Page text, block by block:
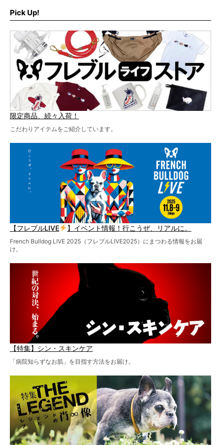
ど、内容盛りだくさんでお送りしていますので、最後まで
お見逃しなく！
Pick Up!
限定商品、続々入荷！
こだわりアイテムをご紹介しています。
【フレブルLIVE 】イベント情報！行こうぜ、リアルに。
French Bulldog LIVE 2025（フレブルLIVE2025）にまつわる情報をお届
け。
【特集】シン・スキンケア
「病院知らずなお肌」を目指す方法をお届け。